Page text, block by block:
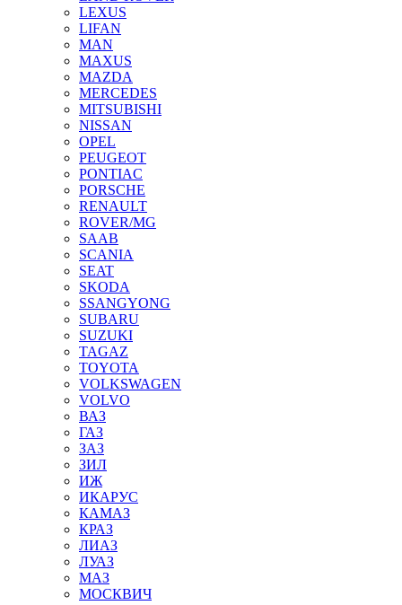
LEXUS
LIFAN
MAN
MAXUS
MAZDA
MERCEDES
MITSUBISHI
NISSAN
OPEL
PEUGEOT
PONTIAC
PORSCHE
RENAULT
ROVER/MG
SAAB
SCANIA
SEAT
SKODA
SSANGYONG
SUBARU
SUZUKI
TAGAZ
TOYOTA
VOLKSWAGEN
VOLVO
ВАЗ
ГАЗ
ЗАЗ
ЗИЛ
ИЖ
ИКАРУС
КАМАЗ
КРАЗ
ЛИАЗ
ЛУАЗ
МАЗ
МОСКВИЧ